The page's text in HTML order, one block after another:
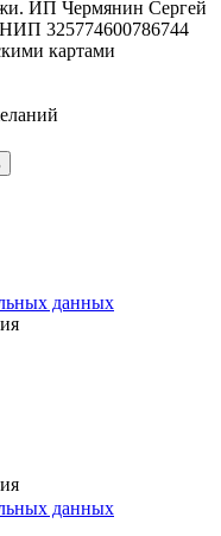
ИП Чермянин Сергей
325774600786744
картами
данных
данных